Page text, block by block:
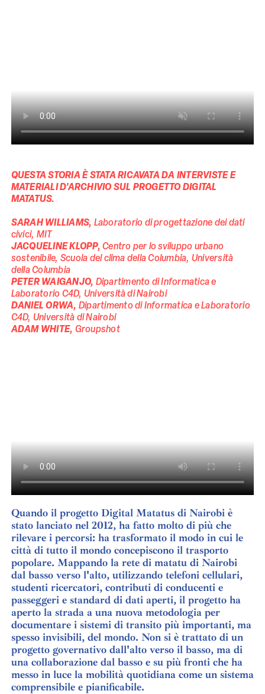
QUESTA STORIA È STATA RICAVATA DA INTERVISTE E
MATERIALI D’ARCHIVIO SUL PROGETTO DIGITAL
MATATUS.
SARAH WILLIAMS, Laboratorio di progettazione dei dati
civici, MIT
JACQUELINE KLOPP,Centro per lo sviluppo urbano
sostenibile, Scuola del clima della Columbia, Università
della Columbia
PETER WAIGANJO, Dipartimento di Informatica e
Laboratorio C4D, Università di Nairobi
DANIEL ORWA, Dipartimento di Informatica e Laboratorio
C4D, Università di Nairobi
ADAM WHITE, Groupshot
Quando il progetto Digital Matatus di Nairobi è
stato lanciato nel 2012, ha fatto molto di più che
rilevare i percorsi: ha trasformato il modo in cui le
città di tutto il mondo concepiscono il trasporto
popolare. Mappando la rete di matatu di Nairobi
dal basso verso l'alto, utilizzando telefoni cellulari,
studenti ricercatori, contributi di conducenti e
passeggeri e standard di dati aperti, il progetto ha
aperto la strada a una nuova metodologia per
documentare i sistemi di transito più importanti, ma
spesso invisibili, del mondo. Non si è trattato di un
progetto governativo dall'alto verso il basso, ma di
una collaborazione dal basso e su più fronti che ha
messo in luce la mobilità quotidiana come un sistema
comprensibile e pianificabile.